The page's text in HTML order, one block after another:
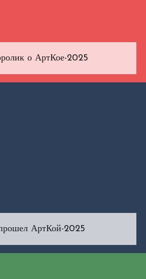
о АртКое-2025
АртКой-2025